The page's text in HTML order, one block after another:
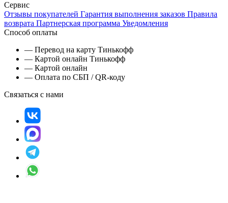
Сервис
Отзывы покупателей Гарантия выполнения заказов Правила
возврата Партнерская программа Уведомления
Способ оплаты
— Перевод на карту Тинькофф
— Картой онлайн Тинькофф
— Картой онлайн
— Оплата по СБП / QR-коду
Связаться с нами